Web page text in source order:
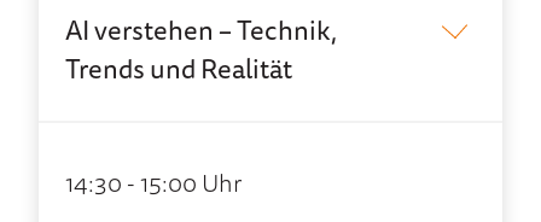
AI verstehen – Technik,
Trends und Realität
14:30 - 15:00 Uhr